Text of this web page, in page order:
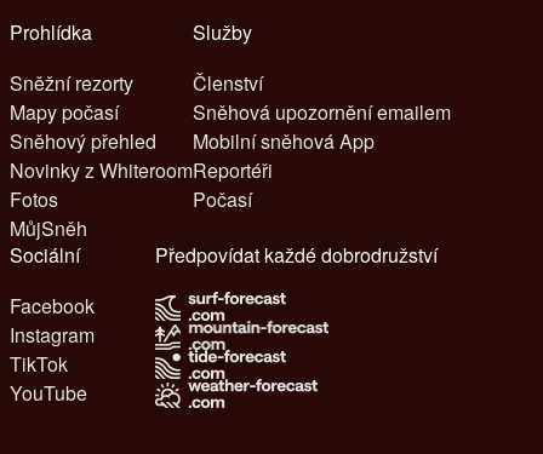
Prohlídka
Sněžní rezorty
Mapy počasí
Sněhový přehled
Novinky z Whiteroom
Fotos
MůjSněh
Služby
Členství
Sněhová upozornění emailem
Mobilní sněhová App
Reportéři
Počasí
Sociální
Facebook
Instagram
TikTok
YouTube
Předpovídat každé dobrodružství